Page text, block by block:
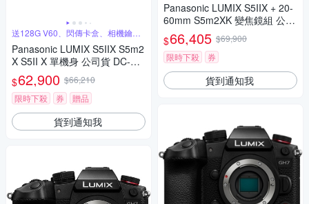
送128G V60、閃傳卡盒、相機鑰匙
圈
Panasonic LUMIX S5IIX S5m2
X S5II X 單機身 公司貨 DC-S5
M2X
$62,900 $66,210
限時下殺
券 贈品
貨到通知我
Panasonic LUMIX S5IIX + 20-
60mm S5m2XK 變焦鏡組 公司
貨 DC-S5M2XK
$66,405 $69,900
限時下殺
券
貨到通知我